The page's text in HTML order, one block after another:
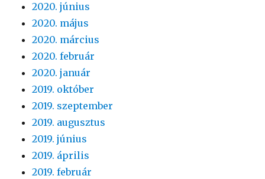
2020. június
2020. május
2020. március
2020. február
2020. január
2019. október
2019. szeptember
2019. augusztus
2019. június
2019. április
2019. február